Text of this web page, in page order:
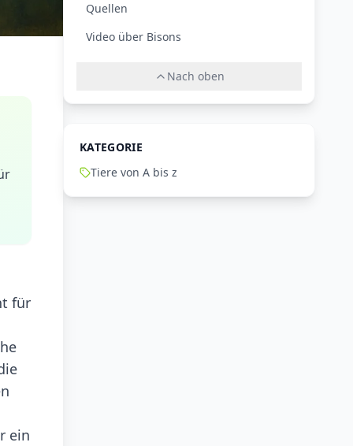
für
ein
Quellen
Video über Bisons
Nach oben
KATEGORIE
Tiere von A bis z